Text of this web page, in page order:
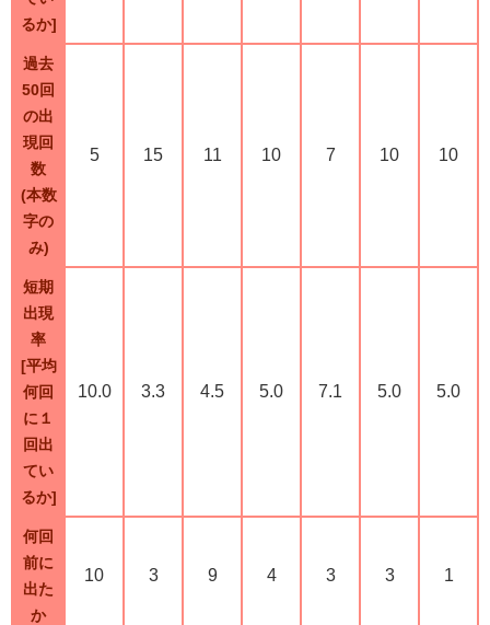
るか]
過去
50回
の出
現回
数
(本数
字の
み)
5 15 11 10 7 10 10
短期
出現
率
[平均
何回
に１
回出
てい
るか]
10.0 3.3 4.5 5.0 7.1 5.0 5.0
何回
前に
出た
か
10 3 9 4 3 3 1